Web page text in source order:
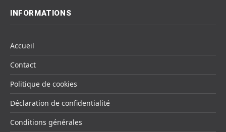
INFORMATIONS
Accueil
Contact
Politique de cookies
Déclaration de confidentialité
Conditions générales